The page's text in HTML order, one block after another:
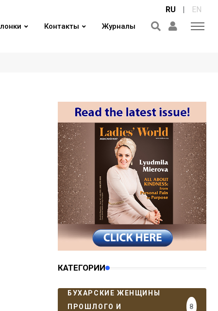
Контакты Журналы
RU | EN
КАТЕГОРИИ
БУХАРСКИЕ ЖЕНЩИНЫ
ПРОШЛОГО И
8